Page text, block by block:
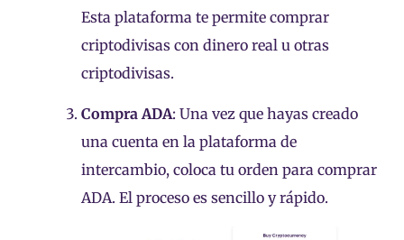
Esta plataforma te permite comprar
criptodivisas con dinero real u otras
criptodivisas.
Compra ADA: Una vez que hayas creado
una cuenta en la plataforma de
intercambio, coloca tu orden para comprar
ADA. El proceso es sencillo y rápido.